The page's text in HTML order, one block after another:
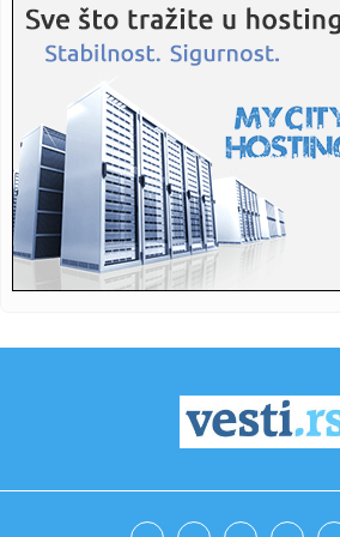
13:47: Đurovski: "Marakana" nas je
bude opet ...
13:47:
13:47:Eskobarova "Katedrala":
sam sebi...
13:47:Brutalno udarila rivalku pa
(VIDE...
13:46:"Ostavljeni sin Asmina
tiktoker? ...
Nizak nivo Dunava otkrio most
U Sloveniji od utorka jeftinije